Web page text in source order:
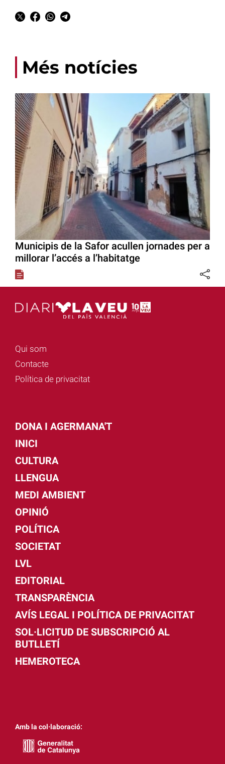
Més notícies
Municipis de la Safor acullen jornades per a
millorar l’accés a l’habitatge
Qui som
Contacte
Política de privacitat
DONA I AGERMANA'T
INICI
CULTURA
LLENGUA
MEDI AMBIENT
OPINIÓ
POLÍTICA
SOCIETAT
LVL
EDITORIAL
TRANSPARÈNCIA
AVÍS LEGAL I POLÍTICA DE PRIVACITAT
SOL·LICITUD DE SUBSCRIPCIÓ AL
BUTLLETÍ
HEMEROTECA
Amb la col·laboració: